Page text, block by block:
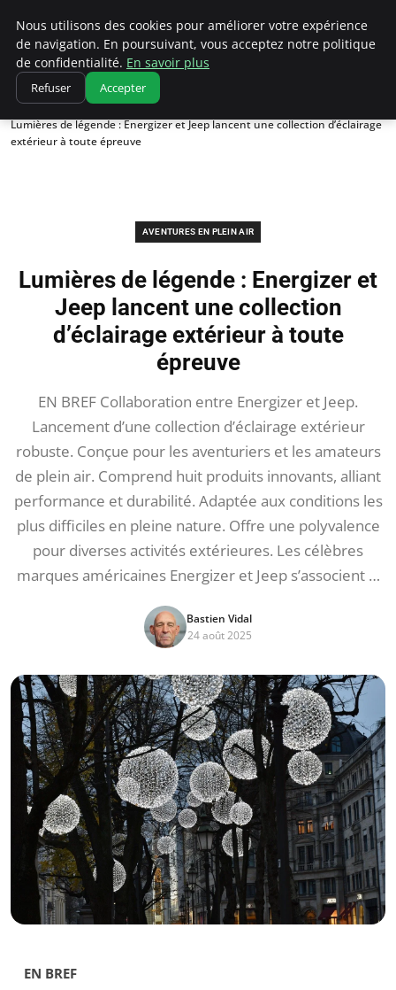
Correze Co
Accueil
Aventures en plein air
Lumières de légende : Energizer et Jeep lancent une collection d’éclairage
extérieur à toute épreuve
AVENTURES EN PLEIN AIR
Lumières de légende : Energizer et
Jeep lancent une collection
d’éclairage extérieur à toute
épreuve
EN BREF Collaboration entre Energizer et Jeep.
Lancement d’une collection d’éclairage extérieur
robuste. Conçue pour les aventuriers et les amateurs
de plein air. Comprend huit produits innovants, alliant
performance et durabilité. Adaptée aux conditions les
plus difficiles en pleine nature. Offre une polyvalence
pour diverses activités extérieures. Les célèbres
marques américaines Energizer et Jeep s’associent …
Bastien Vidal
24 août 2025
EN BREF
Nous utilisons des cookies pour améliorer votre expérience
de navigation. En poursuivant, vous acceptez notre politique
de confidentialité. En savoir plus
Refuser Accepter